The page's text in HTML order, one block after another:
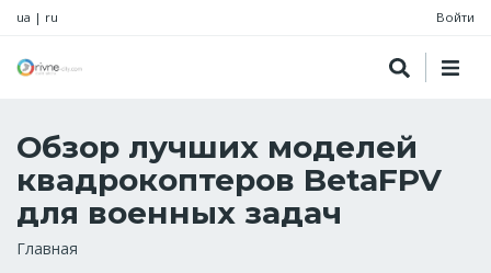
ua | ru Войти
Обзор лучших моделей
квадрокоптеров BetaFPV
для военных задач
Строка
Главная